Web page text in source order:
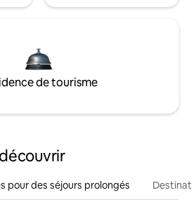
de tourisme
pour des séjours prolongés